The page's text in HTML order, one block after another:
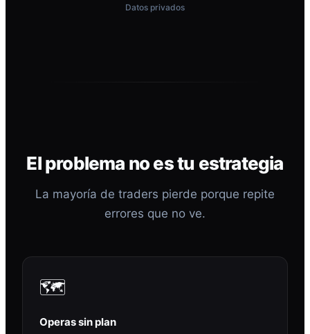
Datos privados
El problema no es tu estrategia
La mayoría de traders pierde porque repite
errores que no ve.
🗺️
Operas sin plan